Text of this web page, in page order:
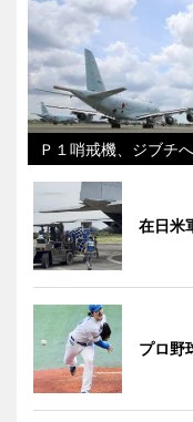
Ｐ１哨戒機、ジブチ
在日米
プロ野